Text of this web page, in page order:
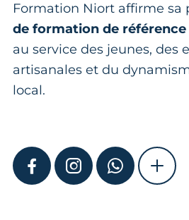
Formation Niort affirme sa
de formation de
au service des jeunes, des
artisanales et du
local.
FACEBOOKINSTAGRAMWHATSAPP
SHOW